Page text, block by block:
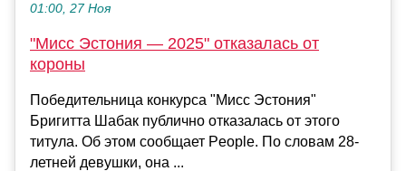
01:00, 27 Ноя
"Мисс Эстония — 2025" отказалась от
короны
Победительница конкурса "Мисс Эстония"
Бригитта Шабак публично отказалась от этого
титула. Об этом сообщает People. По словам 28-
летней девушки, она ...